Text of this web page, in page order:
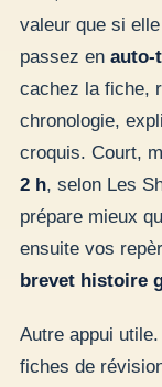
valeur que si
passez en auto-
cachez la fiche,
chronologie,
croquis. Court,
2 h, selon Les
prépare mieux
ensuite vos
brevet histoire
Autre appui
fiches de